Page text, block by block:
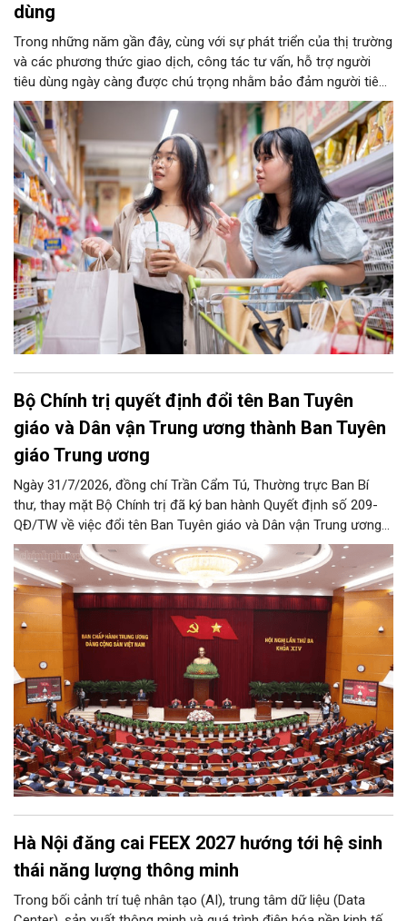
dùng
Trong những năm gần đây, cùng với sự phát triển của thị trường
và các phương thức giao dịch, công tác tư vấn, hỗ trợ người
tiêu dùng ngày càng được chú trọng nhằm bảo đảm người tiêu
dùng được tiếp cận thông tin, được hướng dẫn thực hiện quyền
và được hỗ trợ kịp thời khi phát sinh vướng mắc trong quá trình
tiêu dùng hàng hóa, dịch vụ.
Bộ Chính trị quyết định đổi tên Ban Tuyên
giáo và Dân vận Trung ương thành Ban Tuyên
giáo Trung ương
Ngày 31/7/2026, đồng chí Trần Cẩm Tú, Thường trực Ban Bí
thư, thay mặt Bộ Chính trị đã ký ban hành Quyết định số 209-
QĐ/TW về việc đổi tên Ban Tuyên giáo và Dân vận Trung ương
thành Ban Tuyên giáo Trung ương.
Hà Nội đăng cai FEEX 2027 hướng tới hệ sinh
thái năng lượng thông minh
Trong bối cảnh trí tuệ nhân tạo (AI), trung tâm dữ liệu (Data